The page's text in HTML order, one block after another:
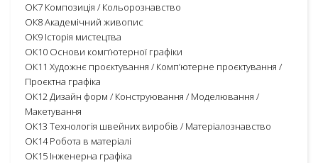
ОК7 Композиція / Кольорознавство
ОК8 Академічний живопис
ОК9 Історія мистецтва
ОК10 Основи комп’ютерної графіки
ОК11 Художнє проєктування / Комп’ютерне проєктування /
Проєктна графіка
ОК12 Дизайн форм / Конструювання / Моделювання /
Макетування
ОК13 Технологія швейних виробів / Матеріалознавство
ОК14 Робота в матеріалі
ОК15 Інженерна графіка